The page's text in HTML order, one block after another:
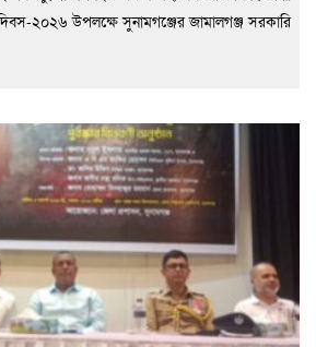
২০২৬ উপলক্ষে সুনামগঞ্জের জামালগঞ্জ সরকারি